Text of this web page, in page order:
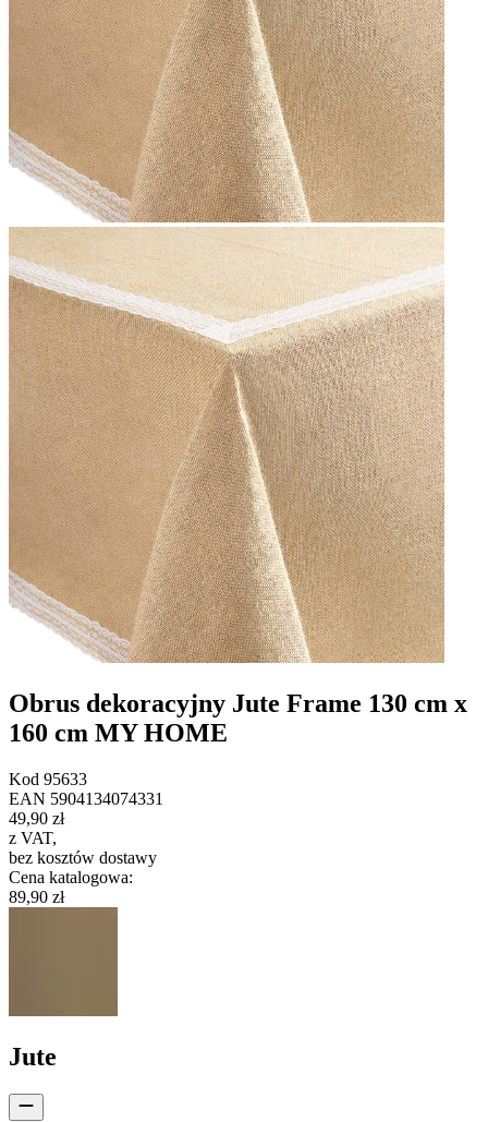
Obrus dekoracyjny Jute Frame 130 cm x
160 cm MY HOME
Kod 95633
EAN 5904134074331
49,90 zł
z VAT,
bez kosztów dostawy
Cena katalogowa:
89,90 zł
Jute